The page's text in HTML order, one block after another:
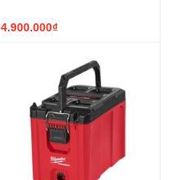
4.900.000₫